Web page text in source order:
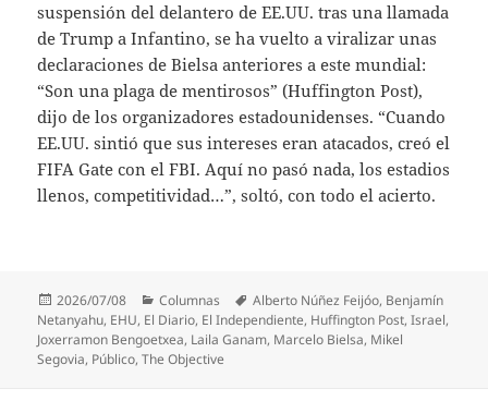
suspensión del delantero de EE.UU. tras una llamada
de Trump a Infantino, se ha vuelto a viralizar unas
declaraciones de Bielsa anteriores a este mundial:
“Son una plaga de mentirosos” (Huffington Post),
dijo de los organizadores estadounidenses. “Cuando
EE.UU. sintió que sus intereses eran atacados, creó el
FIFA Gate con el FBI. Aquí no pasó nada, los estadios
llenos, competitividad…”, soltó, con todo el acierto.
Publicado
el
2026/07/08 Categorías
Columnas Etiquetas
Alberto Núñez Feijóo, Benjamín
Netanyahu, EHU, El Diario, El Independiente, Huffington Post,Israel,
Joxerramon Bengoetxea, Laila Ganam, Marcelo Bielsa, Mikel
Segovia, Público,The Objective